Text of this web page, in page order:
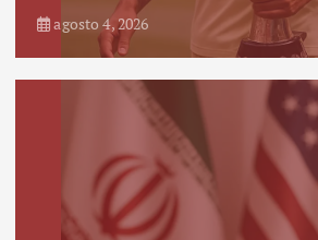
agosto 4, 2026